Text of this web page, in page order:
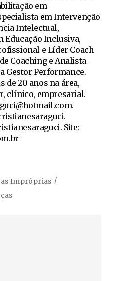
em
em Intervenção
Intelectual,
Educação Inclusiva,
e Líder Coach
Coaching e Analista
Gestor Performance.
de 20 anos na área,
clínico, empresarial.
.
Site:
Impróprias